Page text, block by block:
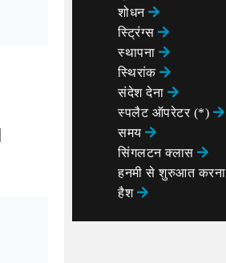
शोधन
स्ट्रिंग्स
स्थापना
स्थिरांक
संदेश देना
स्पलैट ऑपरेटर (*)
समय
सिंगलटन क्लास
हनमी से शुरुआत करना
हैश